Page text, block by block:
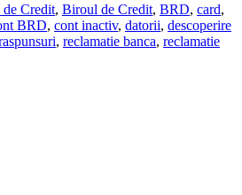
Credit, Biroul de Credit, BRD, card,
BRD, cont inactiv, datorii, descoperire
, reclamatie banca, reclamatie